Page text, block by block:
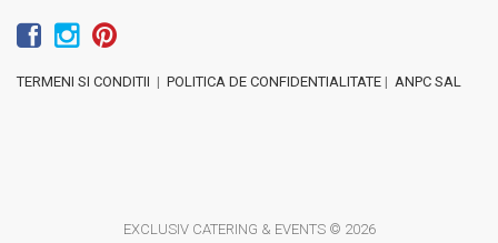
TERMENI SI CONDITII | POLITICA DE CONFIDENTIALITATE | ANPC SAL
EXCLUSIV CATERING & EVENTS © 2026